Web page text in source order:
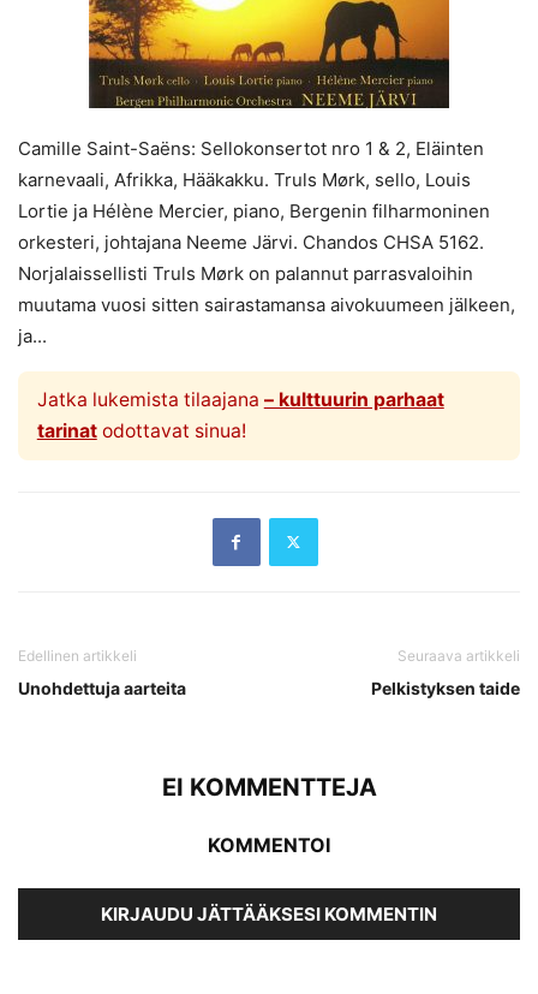
Camille Saint-Saëns: Sellokonsertot nro 1 & 2, Eläinten
karnevaali, Afrikka, Hääkakku. Truls Mørk, sello, Louis
Lortie ja Hélène Mercier, piano, Bergenin filharmoninen
orkesteri, johtajana Neeme Järvi. Chandos CHSA 5162.
Norjalaissellisti Truls Mørk on palannut parrasvaloihin
muutama vuosi sitten sairastamansa aivokuumeen jälkeen,
ja...
Jatka lukemista tilaajana – kulttuurin parhaat
tarinatodottavat sinua!
Edellinen artikkeli
Unohdettuja aarteita
Seuraava artikkeli
Pelkistyksen taide
EI KOMMENTTEJA
KOMMENTOI
KIRJAUDU JÄTTÄÄKSESI KOMMENTIN